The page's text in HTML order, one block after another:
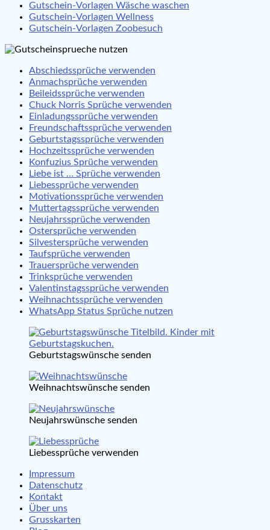
Gutschein-Vorlagen Wäsche waschen
Gutschein-Vorlagen Wellness
Gutschein-Vorlagen Zoobesuch
Abschiedssprüche verwenden
Anmachsprüche verwenden
Beileidssprüche verwenden
Chuck Norris Sprüche verwenden
Einladungssprüche verwenden
Freundschaftssprüche verwenden
Geburtstagssprüche verwenden
Hochzeitssprüche verwenden
Konfuzius Sprüche verwenden
Liebe ist … Sprüche verwenden
Liebessprüche verwenden
Motivationssprüche verwenden
Muttertagssprüche verwenden
Neujahrssprüche verwenden
Ostersprüche verwenden
Silvestersprüche verwenden
Taufsprüche verwenden
Trauersprüche verwenden
Trinksprüche verwenden
Valentinstagssprüche verwenden
Weihnachtssprüche verwenden
WhatsApp Status Sprüche nutzen
Geburtstagswünsche senden
Weihnachtswünsche senden
Neujahrswünsche senden
Liebessprüche verwenden
Impressum
Datenschutz
Kontakt
Über uns
Grusskarten